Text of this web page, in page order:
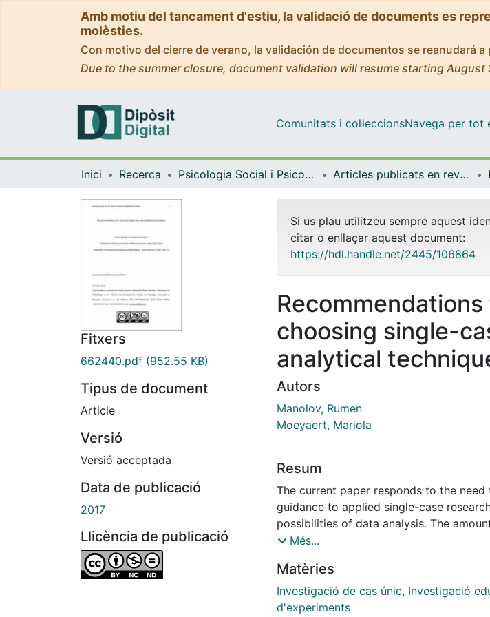
Amb motiu del tancament d'estiu, la validació de documents es
molèsties.
Con motivo del cierre de verano, la validación de documentos se reanudará
Due to the summer closure, document validation will resume starting
Comunitats i col·leccionsNavega per tot
Inici Recerca Psicologia Social i Psicologia Quantitativa Articles publicats en revistes (Psicologia Social i Psicologia Quantitativa)
Fitxers
662440.pdf (952.55 KB)
Tipus de document
Article
Versió
Versió acceptada
Data de publicació
2017
Llicència de publicació
Si us plau utilitzeu sempre aquest
citar o enllaçar aquest document:
https://hdl.handle.net/2445/106864
choosing single-
analytical
Autors
Manolov, Rumen
Moeyaert, Mariola
Resum
The current paper responds to the
guidance to applied single-case
possibilities of data analysis. The
single-case data analytical techniques
the possibilities of these techniques, is
overview is provided that refers to
results in terms of a raw or standardized
Més...
Matèries
Investigació de cas únic, Investigació
d'experiments